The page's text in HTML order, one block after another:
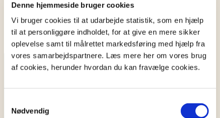
Denne hjemmeside bruger cookies
Vi bruger cookies til at udarbejde statistik, som en hjælp
til at personliggøre indholdet, for at give en mere sikker
oplevelse samt til målrettet markedsføring med hjælp fra
vores samarbejdspartnere. Læs mere her om vores brug
af cookies, herunder hvordan du kan fravælge cookies.
Nødvendig
Karriere hos TestaViva?
bliver du en del af et team, der arbejder for at